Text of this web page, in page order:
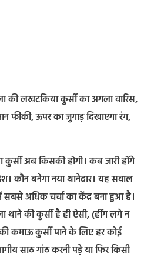
की लखटकिया कुर्सी का अगला वारिस,
ऊपर का जुगाड़ दिखाएगा रंग,
अब किसकी होगी। कब जारी होंगे
कौन बनेगा नया थानेदार। यह सवाल
अधिक चर्चा का केंद्र बना हुआ है।
थाने की कुर्सी है ही ऐसी, (हींग लगे न
कमाऊ कुर्सी पाने के लिए हर कोई
साठ गांठ करनी पड़े या फिर किसी